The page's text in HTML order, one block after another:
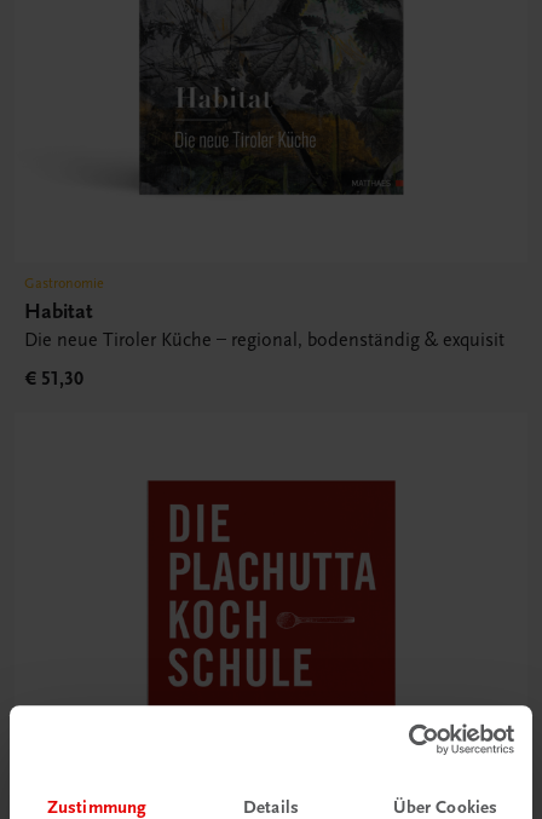
Zustimmung Details Über Cookies
Gastronomie
Habitat
Die neue Tiroler Küche – regional, bodenständig & exquisit
€ 51,30